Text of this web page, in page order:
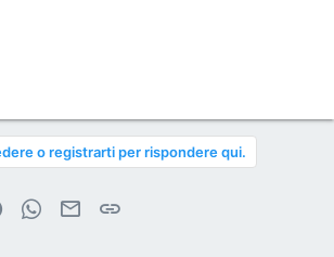
o registrarti per rispondere qui.
PinterestWhatsApp
Email